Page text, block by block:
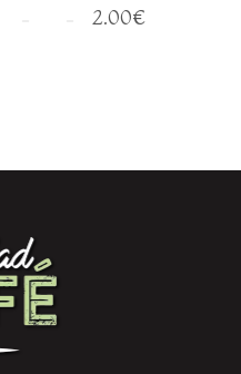
2.00€